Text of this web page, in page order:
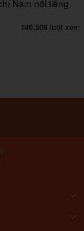
Nam nổi tiếng
146,508 lượt xem